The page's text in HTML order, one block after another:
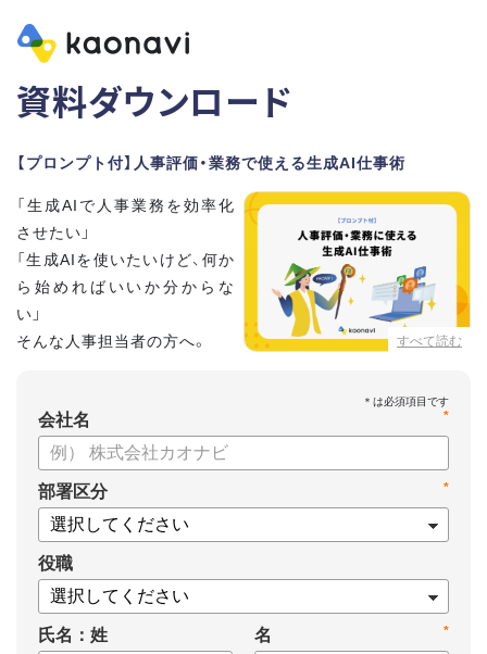
資料ダウンロード
【プロンプト付】人事評価・業務で使える生成AI仕事術
すべて読む
「生成AIで人事業務を効率化
させたい」
「生成AIを使いたいけど、何か
ら始めればいいか分からな
い」
そんな人事担当者の方へ。
本資料では、人事担当者300名の実態調査をもとに現場ですぐ
に役立つ生成AI活用術を紹介しています。
生成AI利用時のポイントや注意事項もまとめているため、これ
から始める方も安心です。評価シートフォーマットの作成や素
案の生成など、コピペで使えるプロンプトも収録！
生成AIを「壁打ち相手」や「作業アシスタント」にして、明日か
らの人事業務を効率化してみませんか？
【資料の内容】
・人事担当者に聞いた「生成AI活用に関する実態調査」
*
会社名
*
部署区分
役職
氏名：姓 *
名